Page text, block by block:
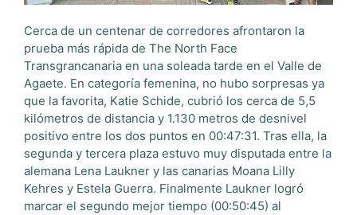
Cerca de un centenar de corredores afrontaron la
prueba más rápida de The North Face
Transgrancanaria en una soleada tarde en el Valle de
Agaete. En categoría femenina, no hubo sorpresas ya
que la favorita, Katie Schide, cubrió los cerca de 5,5
kilómetros de distancia y 1.130 metros de desnivel
positivo entre los dos puntos en 00:47:31. Tras ella, la
segunda y tercera plaza estuvo muy disputada entre la
alemana Lena Laukner y las canarias Moana Lilly
Kehres y Estela Guerra. Finalmente Laukner logró
marcar el segundo mejor tiempo (00:50:45) al